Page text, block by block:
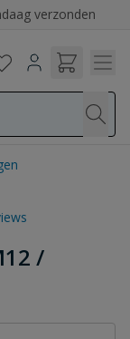
verzonden
/